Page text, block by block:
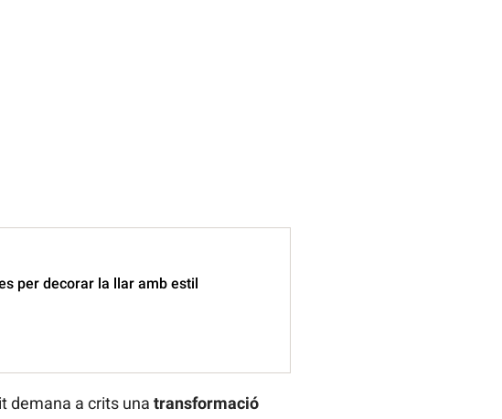
per decorar la llar amb estil
demana a crits una transformació